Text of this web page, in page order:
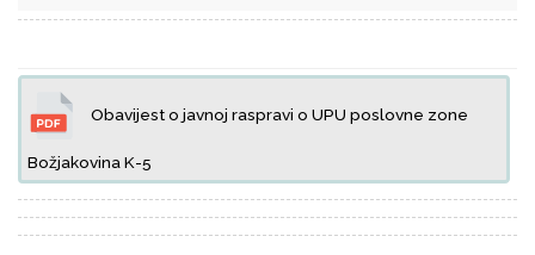
Obavijest o javnoj raspravi o UPU poslovne zone
Božjakovina K-5